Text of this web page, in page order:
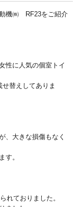
機㈱ RF23をご紹介
性に人気の個室トイ
替えしてありま
、大きな損傷もなく
す。
れておりました。